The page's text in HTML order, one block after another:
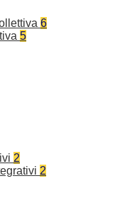
6
5
2
2